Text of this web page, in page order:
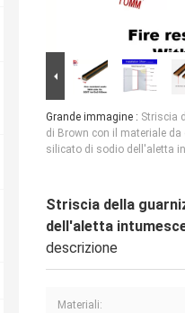
Grande immagine : Striscia
di Brown con il materiale da
silicato di sodio dell'aletta
Striscia della
dell'aletta
descrizione
Materiali: